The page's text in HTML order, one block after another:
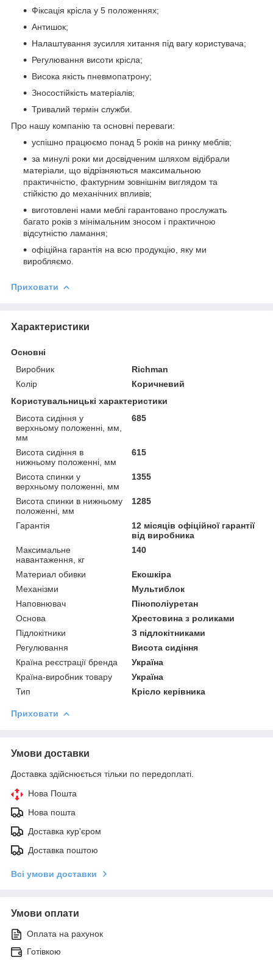
Фіксація крісла у 5 положеннях;
Антишок;
Налаштування зусилля хитання під вагу користувача;
Регулювання висоти крісла;
Висока якість пневмопатрону;
Зносостійкість матеріалів;
Тривалий термін служби.
Про нашу компанію та основні переваги:
успішно працюємо понад 5 років на ринку меблів;
за минулі роки ми досвідченим шляхом відібрали
матеріали, що відрізняються максимальною
практичністю, фактурним зовнішнім виглядом та
стійкістю до механічних впливів;
виготовлені нами меблі гарантовано прослужать
багато років з мінімальним зносом і практичною
відсутністю ламання;
офіційна гарантія на всю продукцію, яку ми
виробляємо.
Приховати
Характеристики
Основні
Виробник
Richman
Колір
Коричневий
Користувальницькі характеристики
Висота сидіння у
верхньому положенні, мм,
мм
685
Висота сидіння в
нижньому положенні, мм
615
Висота спинки у
верхньому положенні, мм
1355
Висота спинки в нижньому
положенні, мм
1285
Гарантія
12 місяців офіційної гарантії
від виробника
Максимальне
навантаження, кг
140
Материал обивки
Екошкіра
Механізми
Мультиблок
Наповнювач
Пінополіуретан
Основа
Хрестовина з роликами
Підлокітники
З підлокітниками
Регулювання
Висота сидіння
Країна реєстрації бренда
Україна
Країна-виробник товару
Україна
Тип
Крісло керівника
Приховати
Умови доставки
Доставка здійснюється тільки по передоплаті.
Нова Пошта
Нова пошта
Доставка кур'єром
Доставка поштою
Всі умови доставки
Умови оплати
Оплата на рахунок
Готівкою